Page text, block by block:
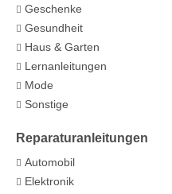
Geschenke
Gesundheit
Haus & Garten
Lernanleitungen
Mode
Sonstige
Reparaturanleitungen
Automobil
Elektronik